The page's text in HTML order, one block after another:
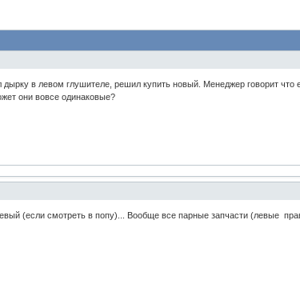
в левом глушителе, решил купить новый. Менеджер говорит что
они вовсе одинаковые?
(если смотреть в попу)... Вообще все парные запчасти (левые